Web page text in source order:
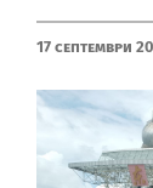
17 Септември